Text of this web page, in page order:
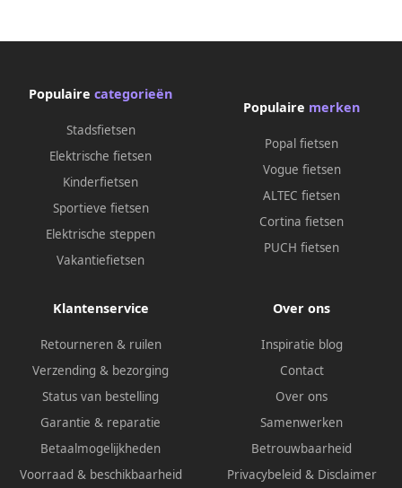
Populaire categorieën
Stadsfietsen
Elektrische fietsen
Kinderfietsen
Sportieve fietsen
Elektrische steppen
Vakantiefietsen
Populaire merken
Popal fietsen
Vogue fietsen
ALTEC fietsen
Cortina fietsen
PUCH fietsen
Klantenservice
Retourneren & ruilen
Verzending & bezorging
Status van bestelling
Garantie & reparatie
Betaalmogelijkheden
Voorraad & beschikbaarheid
Over ons
Inspiratie blog
Contact
Over ons
Samenwerken
Betrouwbaarheid
Privacybeleid & Disclaimer